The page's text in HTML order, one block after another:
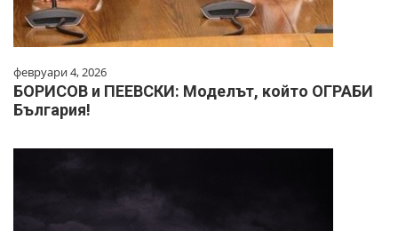
февруари 4, 2026
БОРИСОВ и ПЕЕВСКИ: Моделът, който ОГРАБИ
България!